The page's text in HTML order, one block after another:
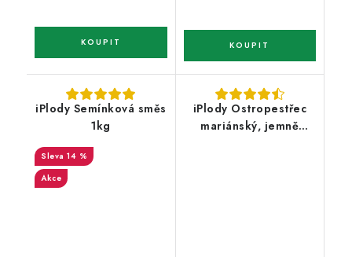
iPlody Semínková směs
1kg
14 %
Akce
iPlody Ostropestřec
mariánský, jemně